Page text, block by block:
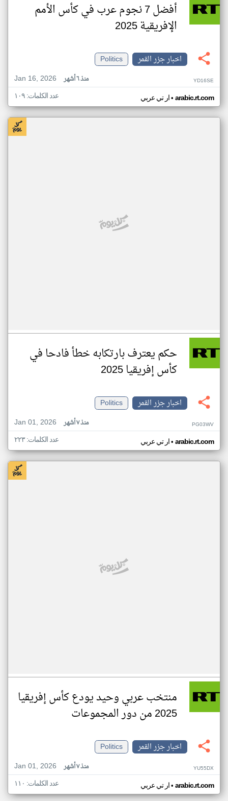
أفضل 7 نجوم عرب في كأس الأمم
الإفريقية 2025
اخبار جزر القمر
Politics
Jan 16, 2026
منذ ٦ أشهر YD16SE
ار تي عربي• arabic.rt.com عدد الكلمات: ١٠٩
حكم يعترف بارتكابه خطأ فادحا في
كأس إفريقيا 2025
اخبار جزر القمر
Politics
Jan 01, 2026
منذ ٧ أشهر PG03WV
ار تي عربي• arabic.rt.com عدد الكلمات: ٢٢٣
منتخب عربي وحيد يودع كأس إفريقيا
2025 من دور المجموعات
اخبار جزر القمر
Politics
Jan 01, 2026
منذ ٧ أشهر YU55DX
ار تي عربي• arabic.rt.com عدد الكلمات: ١١٠